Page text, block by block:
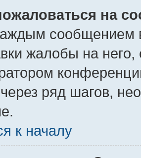
на
сообщением
жалобы на
ряд шагов,
к началу